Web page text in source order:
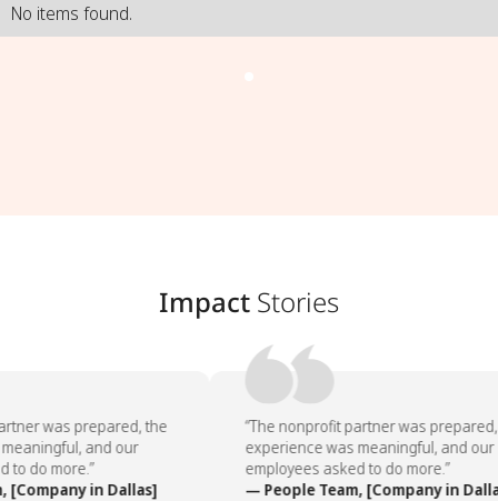
No items found.
Impact Stories
was prepared, the
and our
do more.”
in Dallas]
“The nonprofit partner was prepared,
experience was meaningful, and our
employees asked to do more.”
— People Team, [Company in